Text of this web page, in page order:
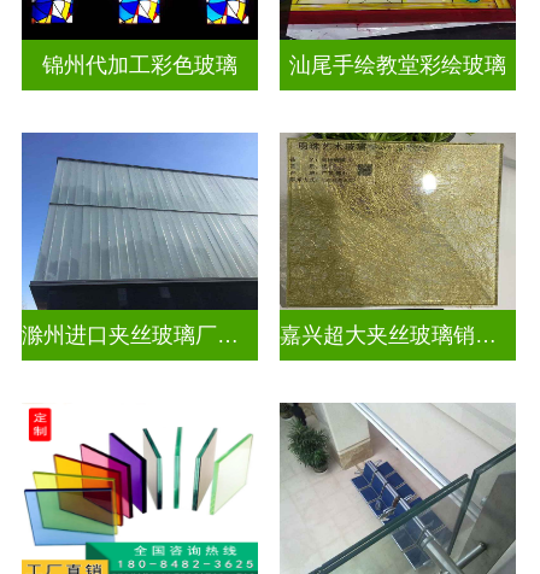
锦州代加工彩色玻璃 汕尾手绘教堂彩绘玻璃
滁州进口夹丝玻璃厂电话 嘉兴超大夹丝玻璃销售公司